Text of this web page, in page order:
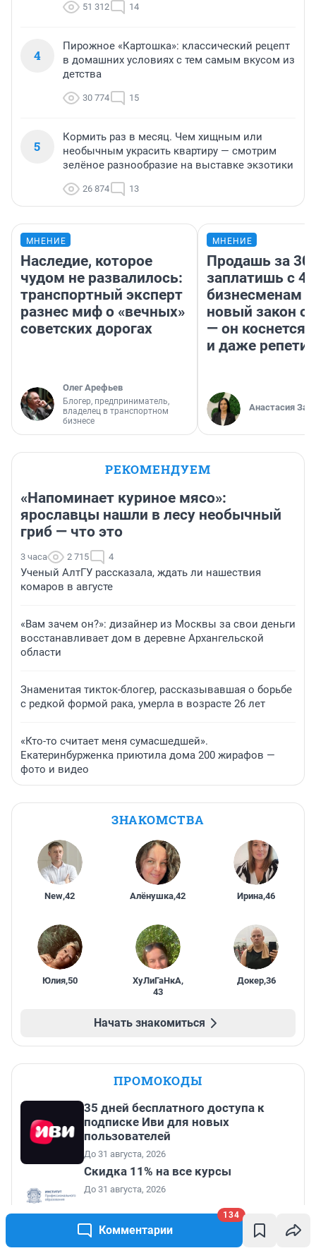
Комментарии
134
51 312 14
4
Пирожное «Картошка»: классический рецепт
в домашних условиях с тем самым вкусом из
детства
30 774 15
5
Кормить раз в месяц. Чем хищным или
необычным украсить квартиру — смотрим
зелёное разнообразие на выставке экзотики
26 874 13
МНЕНИЕ
Наследие, которое
чудом не развалилось:
транспортный эксперт
разнес миф о «вечных»
советских дорогах
Олег Арефьев
Блогер, предприниматель,
владелец в транспортном
бизнесе
МНЕНИЕ
Продашь за
заплатишь с
бизнесменам
новый закон о
— он коснется
и даже
Анастасия
РЕКОМЕНДУЕМ
«Напоминает куриное мясо»:
ярославцы нашли в лесу необычный
гриб — что это
3 часа 2 715 4
Ученый АлтГУ рассказала, ждать ли нашествия
комаров в августе
«Вам зачем он?»: дизайнер из Москвы за свои деньги
восстанавливает дом в деревне Архангельской
области
Знаменитая тикток-блогер, рассказывавшая о борьбе
с редкой формой рака, умерла в возрасте 26 лет
«Кто-то считает меня сумасшедшей».
Екатеринбурженка приютила дома 200 жирафов —
фото и видео
ЗНАКОМСТВА
New,42 Алёнушка,42 Ирина,46
Юлия,50 ХуЛиГаНкА,
43
Докер,36
Начать знакомиться
ПРОМОКОДЫ
35 дней бесплатного доступа к
подписке Иви для новых
пользователей
До 31 августа, 2026
Скидка 11% на все курсы
До 31 августа, 2026
Скидка 11% на все курсы
английского